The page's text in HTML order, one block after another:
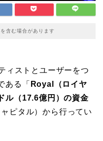
含む場合があります
ィストとユーザーをつ
ある「 Royal（ロイヤ
ル（17.6億円）の資金
ピタル）から行ってい